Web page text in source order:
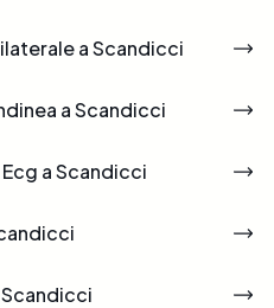
a Scandicci
a Scandicci
a Scandicci